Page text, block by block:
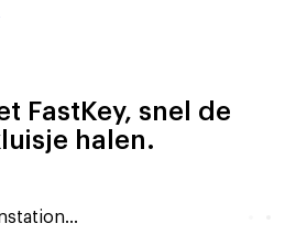
FastKey, snel de
halen.